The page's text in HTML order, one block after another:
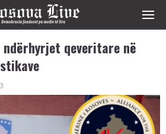
qeveritare në